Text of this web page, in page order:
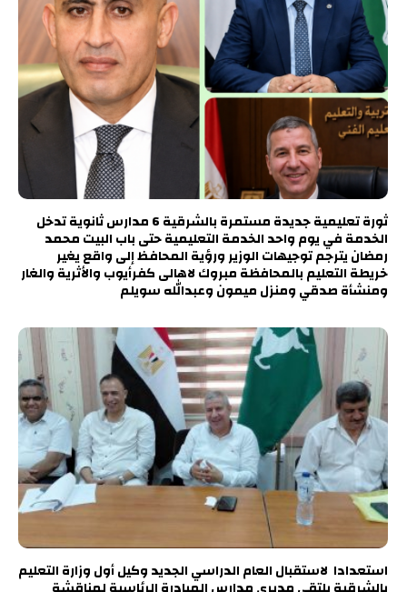
ثورة تعليمية جديدة مستمرة بالشرقية 6 مدارس ثانوية تدخل
الخدمة في يوم واحد الخدمة التعليمية حتى باب البيت محمد
رمضان يترجم توجيهات الوزير ورؤية المحافظ إلى واقع يغير
خريطة التعليم بالمحافظة مبروك لاهالى كفرأيوب والأثرية والغار
ومنشأة صدقي ومنزل ميمون وعبدالله سويلم
استعدادا لاستقبال العام الدراسي الجديد وكيل أول وزارة التعليم